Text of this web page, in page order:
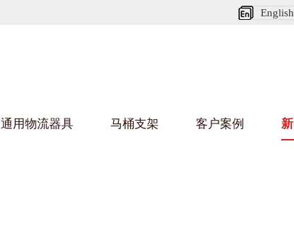
English
通用物流器具 马桶支架 客户案例